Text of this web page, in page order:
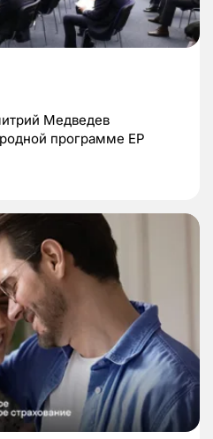
Медведев
программе ЕР